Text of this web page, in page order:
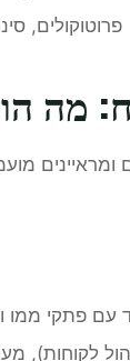
פרוטוקולים,
מה
ומראיינים
עם פתקי ממו